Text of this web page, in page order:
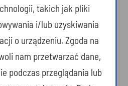
takich jak pliki
i/lub uzyskiwania
o urządzeniu. Zgoda na
nam przetwarzać dane,
podczas przeglądania lub